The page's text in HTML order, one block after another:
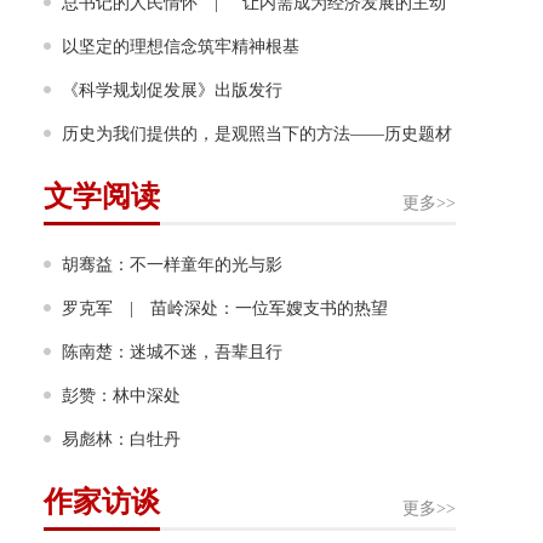
力”
以坚定的理想信念筑牢精神根基
《科学规划促发展》出版发行
历史为我们提供的，是观照当下的方法——历史题材
非虚构写作多人谈
更多>>
文学阅读
胡骞益：不一样童年的光与影
罗克军 | 苗岭深处：一位军嫂支书的热望
陈南楚：迷城不迷，吾辈且行
彭赞：林中深处
易彪林：白牡丹
更多>>
作家访谈